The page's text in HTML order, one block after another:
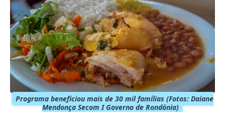
Programa beneficiou mais de 30 mil famílias (Fotos: Daiane
Mendonça Secom I Governo de Rondônia)